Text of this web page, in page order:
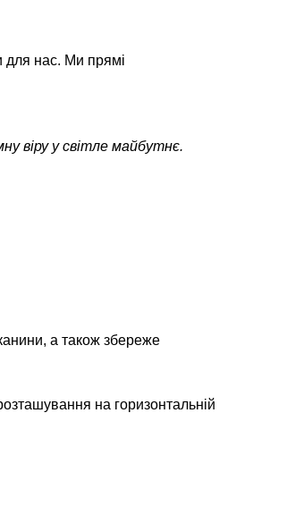
для нас. Ми прямі
віру у світле майбутнє.
а також збереже
на горизонтальній